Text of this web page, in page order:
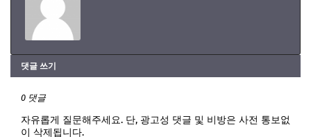
댓글 쓰기
0 댓글
자유롭게 질문해주세요. 단, 광고성 댓글 및 비방은 사전 통보없
이 삭제됩니다.